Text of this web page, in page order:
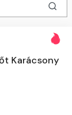
Karácsony